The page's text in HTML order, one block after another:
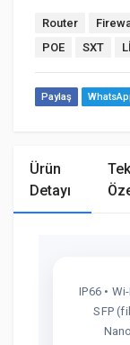
Router
POE
SXT
Paylaş
Ürün
Detayı
IP66 •
SFP